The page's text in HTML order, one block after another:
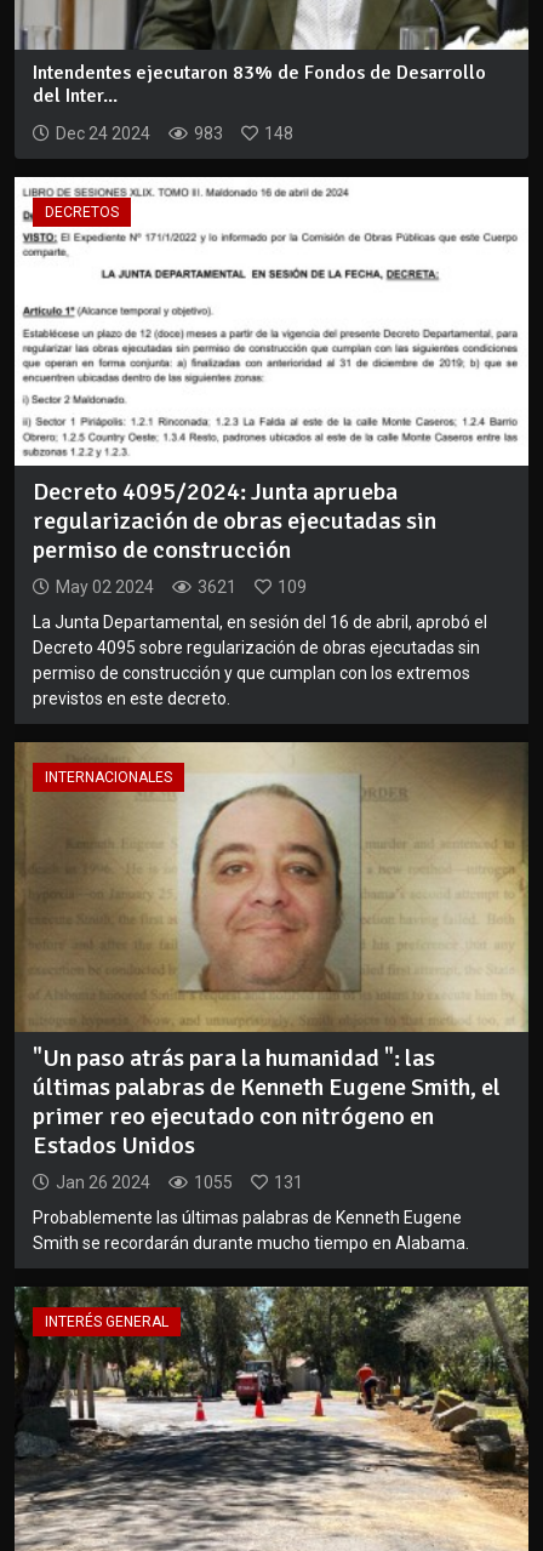
Intendentes ejecutaron 83% de Fondos de Desarrollo
del Inter...
Dec 24 2024 983 148
DECRETOS
Decreto 4095/2024: Junta aprueba
regularización de obras ejecutadas sin
permiso de construcción
May 02 2024 3621
109
La Junta Departamental, en sesión del 16 de abril, aprobó el
Decreto 4095 sobre regularización de obras ejecutadas sin
permiso de construcción y que cumplan con los extremos
previstos en este decreto.
INTERNACIONALES
"Un paso atrás para la humanidad ": las
últimas palabras de Kenneth Eugene Smith, el
primer reo ejecutado con nitrógeno en
Estados Unidos
Jan 26 2024 1055
131
Probablemente las últimas palabras de Kenneth Eugene
Smith se recordarán durante mucho tiempo en Alabama.
INTERÉS GENERAL